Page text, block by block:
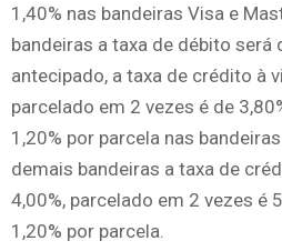
1,40% nas bandeiras Visa e
bandeiras a taxa de débito será
antecipado, a taxa de crédito à
parcelado em 2 vezes é de
1,20% por parcela nas
demais bandeiras a taxa de
4,00%, parcelado em 2 vezes é
1,20% por parcela.